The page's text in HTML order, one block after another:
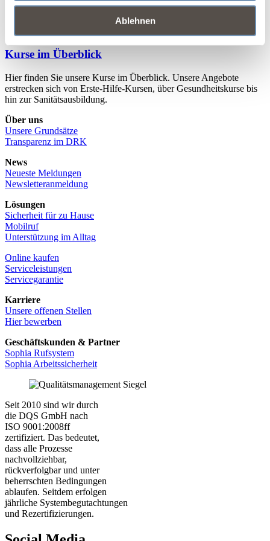
Ablehnen
Benachteiligung oder Not zu entgehen.
Kurse im Überblick
Hier finden Sie unsere Kurse im Überblick. Unsere Angebote
erstrecken sich von Erste-Hilfe-Kursen, über Gesundheitskurse bis
hin zur Sanitätsausbildung.
Über uns
Unsere Grundsätze
Transparenz im DRK
News
Neueste Meldungen
Newsletteranmeldung
Lösungen
Sicherheit für zu Hause
Mobilruf
Unterstützung im Alltag
Online kaufen
Serviceleistungen
Servicegarantie
Karriere
Unsere offenen Stellen
Hier bewerben
Geschäftskunden & Partner
Sophia Rufsystem
Sophia Arbeitssicherheit
Seit 2010 sind wir durch
die DQS GmbH nach
ISO 9001:2008ff
zertifiziert. Das bedeutet,
dass alle Prozesse
nachvollziehbar,
rückverfolgbar und unter
beherrschten Bedingungen
ablaufen. Seitdem erfolgen
jährliche Systembegutachtungen
und Rezertifizierungen.